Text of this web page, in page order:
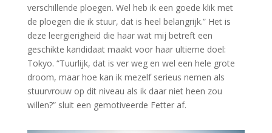
verschillende ploegen. Wel heb ik een goede klik met
de ploegen die ik stuur, dat is heel belangrijk.” Het is
deze leergierigheid die haar wat mij betreft een
geschikte kandidaat maakt voor haar ultieme doel:
Tokyo. “Tuurlijk, dat is ver weg en wel een hele grote
droom, maar hoe kan ik mezelf serieus nemen als
stuurvrouw op dit niveau als ik daar niet heen zou
willen?” sluit een gemotiveerde Fetter af.